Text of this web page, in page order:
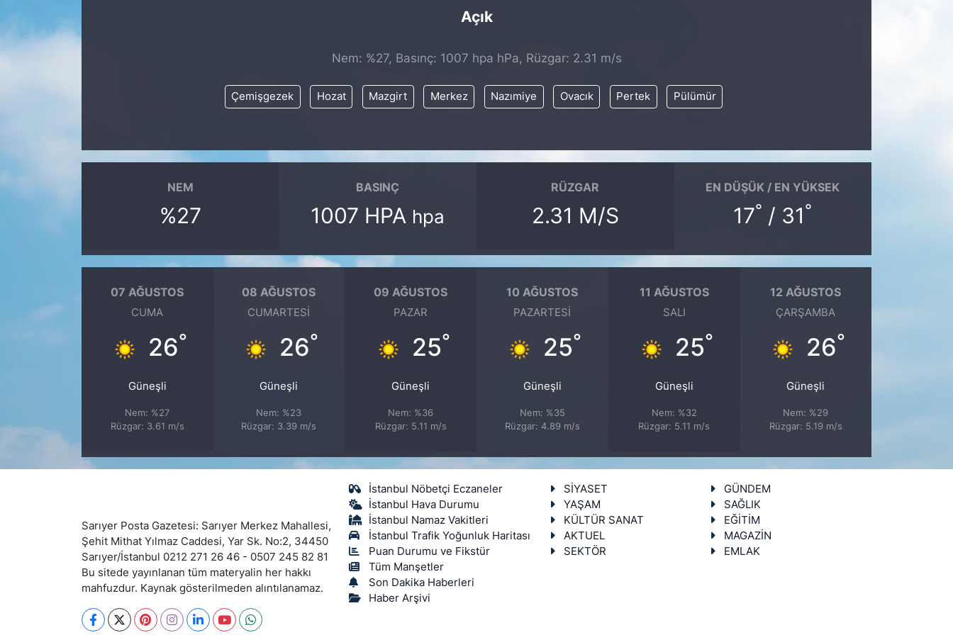
Açık
Nem: %27, Basınç: 1007 hpa hPa, Rüzgar: 2.31 m/s
Çemişgezek Hozat Mazgirt Merkez Nazımiye Ovacık Pertek Pülümür
NEM
%27
BASINÇ
1007 HPA hpa
RÜZGAR
2.31 M/S
EN DÜŞÜK / EN YÜKSEK
17° / 31°
07 AĞUSTOS
CUMA
26°
Güneşli
Nem: %27
Rüzgar: 3.61 m/s
08 AĞUSTOS
CUMARTESI
26°
Güneşli
Nem: %23
Rüzgar: 3.39 m/s
09 AĞUSTOS
PAZAR
25°
Güneşli
Nem: %36
Rüzgar: 5.11 m/s
10 AĞUSTOS
PAZARTESI
25°
Güneşli
Nem: %35
Rüzgar: 4.89 m/s
11 AĞUSTOS
SALI
25°
Güneşli
Nem: %32
Rüzgar: 5.11 m/s
12 AĞUSTOS
ÇARŞAMBA
26°
Güneşli
Nem: %29
Rüzgar: 5.19 m/s
Sarıyer Posta Gazetesi: Sarıyer Merkez Mahallesi,
Şehit Mithat Yılmaz Caddesi, Yar Sk. No:2, 34450
Sarıyer/İstanbul 0212 271 26 46 - 0507 245 82 81
Bu sitede yayınlanan tüm materyalin her hakkı
mahfuzdur. Kaynak gösterilmeden alıntılanamaz.
İstanbul Nöbetçi Eczaneler
İstanbul Hava Durumu
İstanbul Namaz Vakitleri
İstanbul Trafik Yoğunluk Haritası
Puan Durumu ve Fikstür
Tüm Manşetler
Son Dakika Haberleri
Haber Arşivi
SİYASET
GÜNDEM
YAŞAM
SAĞLIK
KÜLTÜR SANAT
EĞİTİM
AKTUEL
MAGAZİN
SEKTÖR
EMLAK
KÖŞE YAZILARI
SON DAKİKA HABERİ
TEKNOLOJİ
VİDEO GALERİ
YAŞAM